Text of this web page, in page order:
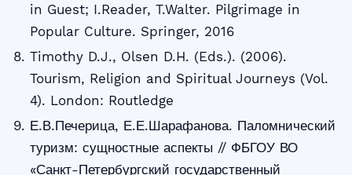
in Guest; I.Reader, T.Walter. Pilgrimage in
Popular Culture. Springer, 2016
Timothy D.J., Olsen D.H. (Eds.). (2006).
Tourism, Religion and Spiritual Journeys (Vol.
4). London: Routledge
Е.В.Печерица, Е.Е.Шарафанова. Паломнический
туризм: сущностные аспекты // ФБГОУ ВО
«Санкт-Петербургский государственный